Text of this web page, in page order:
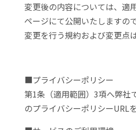
変更後の内容については、適
ページにて公開いたしますの
変更を行う規約および変更点
■プライバシーポリシー
第1条（適用範囲）3項へ弊社
のプライバシーポリシーURL